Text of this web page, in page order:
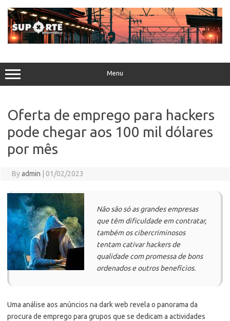
content
Menu
Oferta de emprego para hackers
pode chegar aos 100 mil dólares
por mês
Byadmin 01/02/2023
Não são só as grandes empresas
que têm dificuldade em contratar,
também os cibercriminosos
tentam cativar hackers de
qualidade com promessa de bons
ordenados e outros benefícios.
Uma análise aos anúncios na dark web revela o panorama da
procura de emprego para grupos que se dedicam a actividades